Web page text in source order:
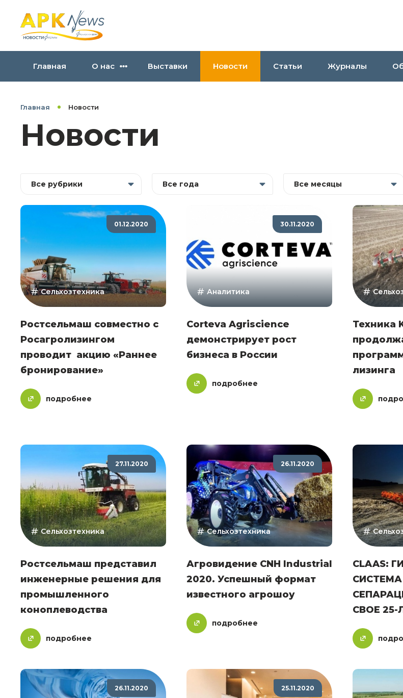
Главная О нас Выставки Новости Статьи Журналы
Главная Новости
Новости
Все рубрики Все года Все месяцы
01.12.2020
Сельхозтехника
Ростсельмаш совместно с
Росагролизингом
проводит акцию «Раннее
бронирование»
подробнее
30.11.2020
Аналитика
Corteva Agriscience
демонстрирует рост
бизнеса в России
подробнее
Техника
лизинга
27.11.2020
Сельхозтехника
Ростсельмаш представил
инженерные решения для
промышленного
коноплеводства
подробнее
26.11.2020
Сельхозтехника
Агровидение CNH Industrial
2020. Успешный формат
известного агрошоу
подробнее
CLAAS:
СВОЕ 25-
26.11.2020 25.11.2020